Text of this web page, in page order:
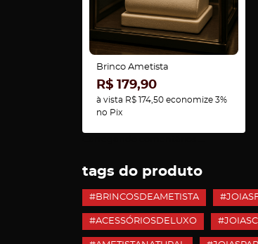
Brinco Ametista
R$ 179,90
à vista R$ 174,50 economize 3%
no Pix
tags do produto
#BRINCOSDEAMETISTA
#ACESSÓRIOSDELUXO